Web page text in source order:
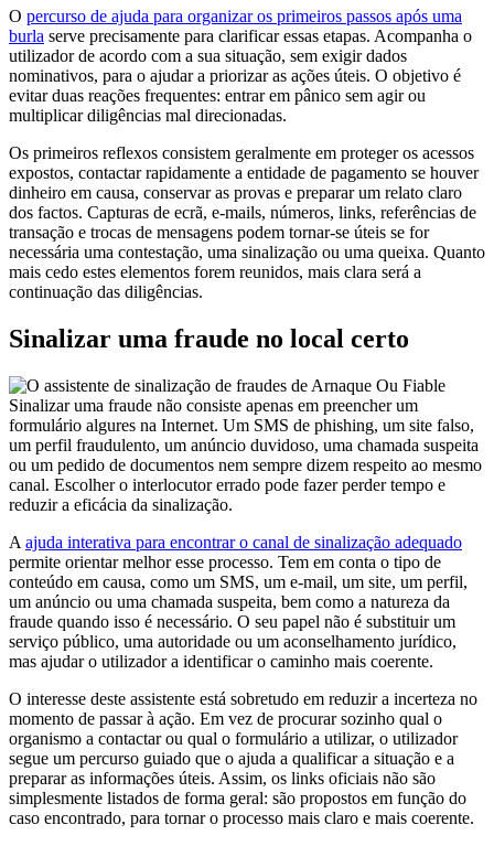
O percurso de ajuda para organizar os primeiros passos após uma
burla serve precisamente para clarificar essas etapas. Acompanha o
utilizador de acordo com a sua situação, sem exigir dados
nominativos, para o ajudar a priorizar as ações úteis. O objetivo é
evitar duas reações frequentes: entrar em pânico sem agir ou
multiplicar diligências mal direcionadas.
Os primeiros reflexos consistem geralmente em proteger os acessos
expostos, contactar rapidamente a entidade de pagamento se houver
dinheiro em causa, conservar as provas e preparar um relato claro
dos factos. Capturas de ecrã, e-mails, números, links, referências de
transação e trocas de mensagens podem tornar-se úteis se for
necessária uma contestação, uma sinalização ou uma queixa. Quanto
mais cedo estes elementos forem reunidos, mais clara será a
continuação das diligências.
Sinalizar uma fraude no local certo
Sinalizar uma fraude não consiste apenas em preencher um
formulário algures na Internet. Um SMS de phishing, um site falso,
um perfil fraudulento, um anúncio duvidoso, uma chamada suspeita
ou um pedido de documentos nem sempre dizem respeito ao mesmo
canal. Escolher o interlocutor errado pode fazer perder tempo e
reduzir a eficácia da sinalização.
A ajuda interativa para encontrar o canal de sinalização adequado
permite orientar melhor esse processo. Tem em conta o tipo de
conteúdo em causa, como um SMS, um e-mail, um site, um perfil,
um anúncio ou uma chamada suspeita, bem como a natureza da
fraude quando isso é necessário. O seu papel não é substituir um
serviço público, uma autoridade ou um aconselhamento jurídico,
mas ajudar o utilizador a identificar o caminho mais coerente.
O interesse deste assistente está sobretudo em reduzir a incerteza no
momento de passar à ação. Em vez de procurar sozinho qual o
organismo a contactar ou qual o formulário a utilizar, o utilizador
segue um percurso guiado que o ajuda a qualificar a situação e a
preparar as informações úteis. Assim, os links oficiais não são
simplesmente listados de forma geral: são propostos em função do
caso encontrado, para tornar o processo mais claro e mais coerente.